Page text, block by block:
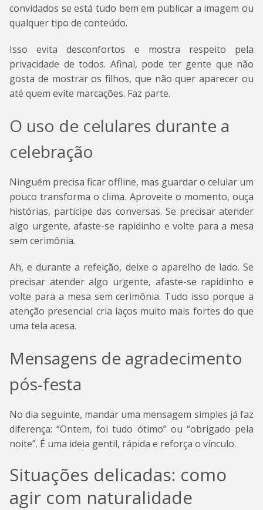
convidados se está tudo bem em publicar a imagem ou
qualquer tipo de conteúdo.
Isso evita desconfortos e mostra respeito pela
privacidade de todos. Afinal, pode ter gente que não
gosta de mostrar os filhos, que não quer aparecer ou
até quem evite marcações. Faz parte.
O uso de celulares durante a
celebração
Ninguém precisa ficar offline, mas guardar o celular um
pouco transforma o clima. Aproveite o momento, ouça
histórias, participe das conversas. Se precisar atender
algo urgente, afaste-se rapidinho e volte para a mesa
sem cerimônia.
Ah, e durante a refeição, deixe o aparelho de lado. Se
precisar atender algo urgente, afaste-se rapidinho e
volte para a mesa sem cerimônia. Tudo isso porque a
atenção presencial cria laços muito mais fortes do que
uma tela acesa.
Mensagens de agradecimento
pós-festa
No dia seguinte, mandar uma mensagem simples já faz
diferença: “Ontem, foi tudo ótimo” ou “obrigado pela
noite”. É uma ideia gentil, rápida e reforça o vínculo.
Situações delicadas: como
agir com naturalidade